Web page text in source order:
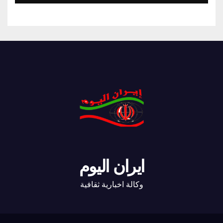
ايران اليوم
وكالة اخبارية ثقافية